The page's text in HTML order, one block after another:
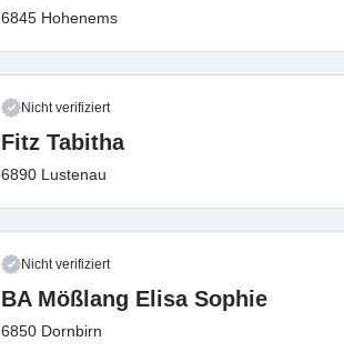
6845 Hohenems
Nicht verifiziert
Fitz Tabitha
6890 Lustenau
Nicht verifiziert
BA Mößlang Elisa Sophie
6850 Dornbirn